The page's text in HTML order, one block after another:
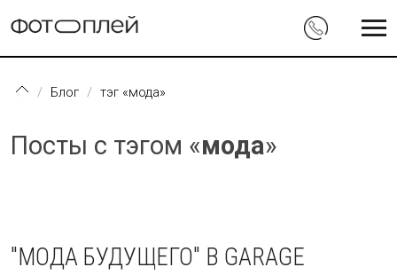
Блог тэг «мода»
Посты с тэгом «мода»
"МОДА БУДУЩЕГО" В GARAGE